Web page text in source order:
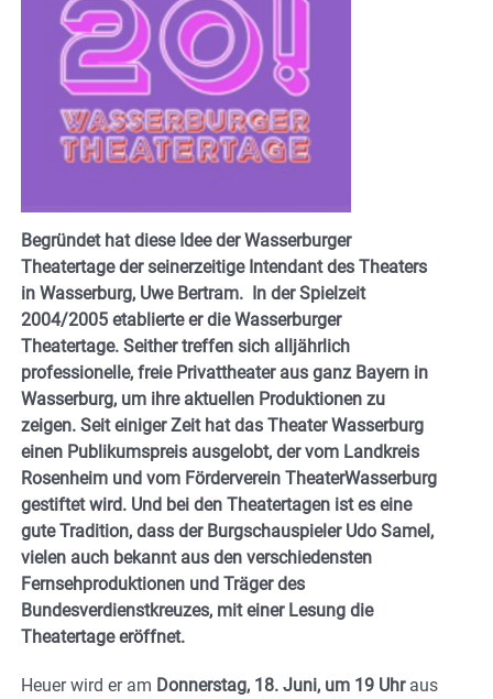
Begründet hat diese Idee der Wasserburger
Theatertage der seinerzeitige Intendant des Theaters
in Wasserburg, Uwe Bertram. In der Spielzeit
2004/2005 etablierte er die Wasserburger
Theatertage. Seither treffen sich alljährlich
professionelle, freie Privattheater aus ganz Bayern in
Wasserburg, um ihre aktuellen Produktionen zu
zeigen. Seit einiger Zeit hat das Theater Wasserburg
einen Publikumspreis ausgelobt, der vom Landkreis
Rosenheim und vom Förderverein TheaterWasserburg
gestiftet wird. Und bei den Theatertagen ist es eine
gute Tradition, dass der Burgschauspieler Udo Samel,
vielen auch bekannt aus den verschiedensten
Fernsehproduktionen und Träger des
Bundesverdienstkreuzes, mit einer Lesung die
Theatertage eröffnet.
Heuer wird er am Donnerstag, 18. Juni, um 19 Uhraus